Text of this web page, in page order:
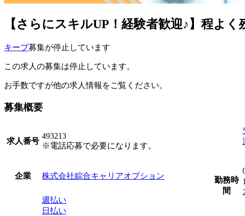
【さらにスキルUP！経験者歓迎♪】程よ
キープ募集が停止しています
この求人の募集は停止しています。
お手数ですが他の求人情報をご覧ください。
募集概要
求人番号
493213
※電話応募で必要になります。
企業 株式会社綜合キャリアオプション
週払い
日払い
勤務時
間